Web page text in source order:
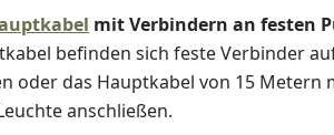
mit Verbindern an festen
befinden sich feste Verbinder
oder das Hauptkabel von 15 Metern
anschließen.